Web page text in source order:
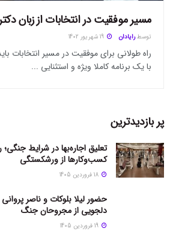
مسیر موفقیت در انتخابات از زبان دکتر
توسط رایادان
راه طولانی برای موفقیت در مسیر انتخابات
با یک برنامه کاملا ویژه و استثنایی ...
پر بازدیدترین
تعلیق اجاره‌بها در شرایط
کسب‌وکارها از ورشکستگی
حضور لیلا بلوکات و ناصر
دلجویی از مجروحان جنگ